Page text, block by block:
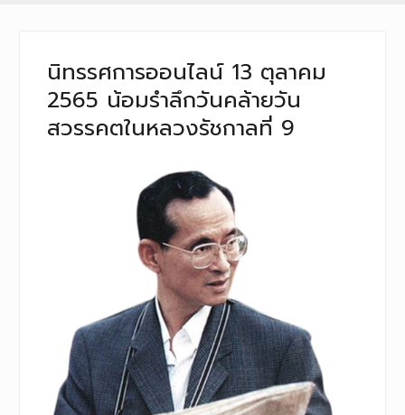
นิทรรศการออนไลน์ 13 ตุลาคม
2565 น้อมรำลึกวันคล้ายวัน
สวรรคตในหลวงรัชกาลที่ 9